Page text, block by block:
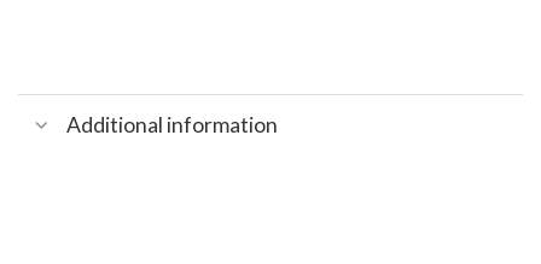
Additional information